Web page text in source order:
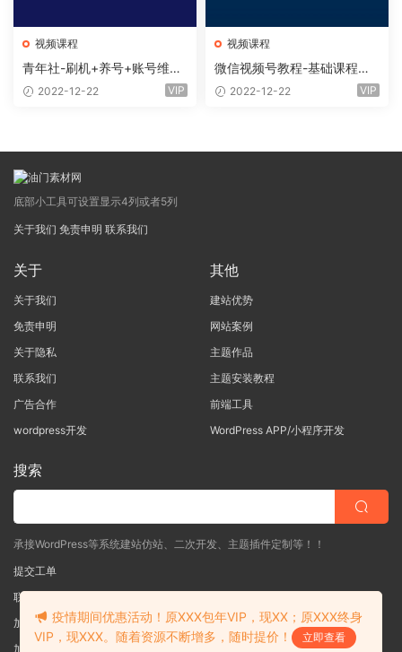
视频课程
青年社-刷机+养号+账号维护
课程2022-12-22 VIP
视频课程
微信视频号教程-基础课程、
全套课程
2022-12-22 VIP
底部小工具可设置显示4列或者5列
关于我们 免责申明 联系我们
关于
关于我们
免责申明
关于隐私
联系我们
广告合作
wordpress开发
其他
建站优势
网站案例
主题作品
主题安装教程
前端工具
WordPress APP/小程序开发
搜索
承接WordPress等系统建站仿站、二次开发、主题插件定制等！！
提交工单
联系客服
加入QQ一群（验证: mobantu）
加入QQ二群
疫情期间优惠活动！原XXX包年VIP，现XX；原XXX终身
VIP，现XXX。随着资源不断增多，随时提价！
立即查看